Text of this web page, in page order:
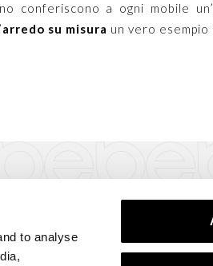
to analyse
conferiscono a ogni mobile
arredo su misura un vero esempio